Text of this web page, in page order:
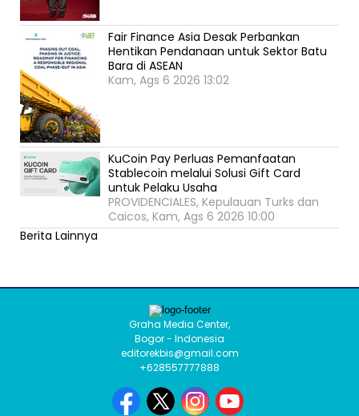
Fair Finance Asia Desak Perbankan
Hentikan Pendanaan untuk Sektor Batu
Bara di ASEAN
Kam, Ags 6 2026 13:02
KuCoin Pay Perluas Pemanfaatan
Stablecoin melalui Solusi Gift Card
untuk Pelaku Usaha
PROVIDENCIALES, Kepulauan Turks dan
Caicos, Kam, Ags 6 2026 10:00
Berita Lainnya
Graha Media Center,
Bogor - Indonesia
editorekbis@gmail.com
+628557777888